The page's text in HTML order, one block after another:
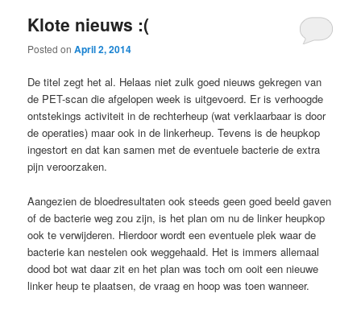
Klote nieuws :(
Posted onApril 2, 2014
De titel zegt het al. Helaas niet zulk goed nieuws gekregen van
de PET-scan die afgelopen week is uitgevoerd. Er is verhoogde
ontstekings activiteit in de rechterheup (wat verklaarbaar is door
de operaties) maar ook in de linkerheup. Tevens is de heupkop
ingestort en dat kan samen met de eventuele bacterie de extra
pijn veroorzaken.
Aangezien de bloedresultaten ook steeds geen goed beeld gaven
of de bacterie weg zou zijn, is het plan om nu de linker heupkop
ook te verwijderen. Hierdoor wordt een eventuele plek waar de
bacterie kan nestelen ook weggehaald. Het is immers allemaal
dood bot wat daar zit en het plan was toch om ooit een nieuwe
linker heup te plaatsen, de vraag en hoop was toen wanneer.